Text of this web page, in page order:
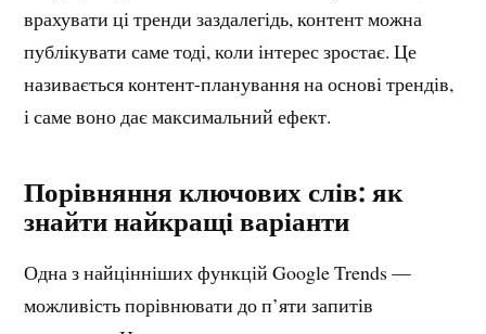
врахувати ці тренди заздалегідь, контент можна
публікувати саме тоді, коли інтерес зростає. Це
називається контент-планування на основі трендів,
і саме воно дає максимальний ефект.
Порівняння ключових слів: як
знайти найкращі варіанти
Одна з найцінніших функцій Google Trends —
можливість порівнювати до п’яти запитів